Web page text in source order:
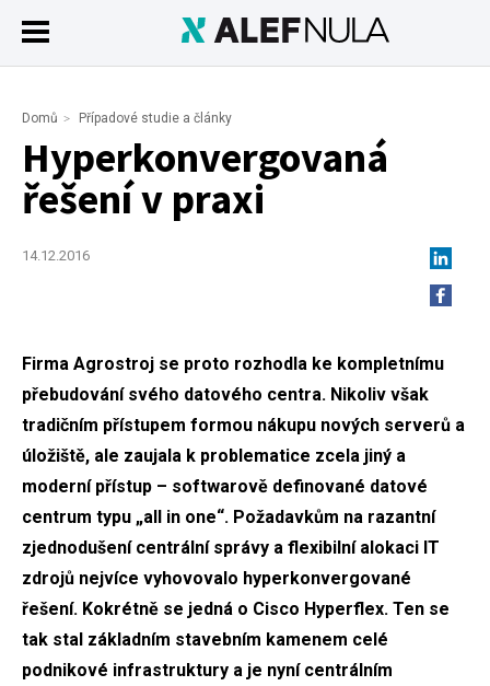
Domů Případové studie a články
Hyperkonvergovaná
řešení v praxi
14.12.2016
Firma Agrostroj se proto rozhodla ke kompletnímu
přebudování svého datového centra. Nikoliv však
tradičním přístupem formou nákupu nových serverů a
úložiště, ale zaujala k problematice zcela jiný a
moderní přístup – softwarově definované datové
centrum typu „all in one“. Požadavkům na razantní
zjednodušení centrální správy a flexibilní alokaci IT
zdrojů nejvíce vyhovovalo hyperkonvergované
řešení. Kokrétně se jedná o Cisco Hyperflex. Ten se
tak stal základním stavebním kamenem celé
podnikové infrastruktury a je nyní centrálním